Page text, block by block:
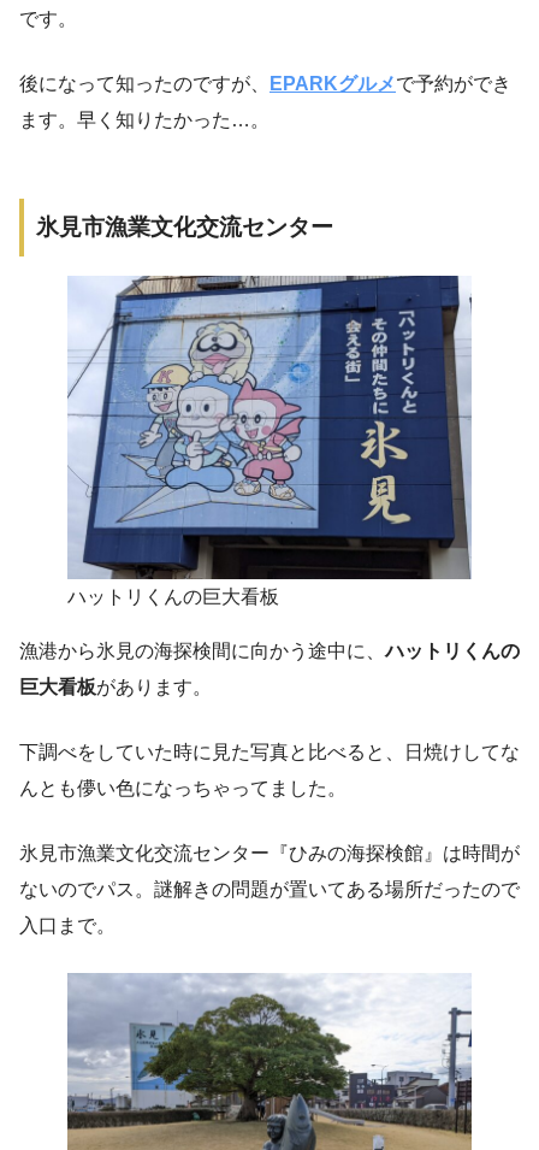
です。
後になって知ったのですが、 EPARKグルメで予約ができ
ます。早く知りたかった…。
氷見市漁業文化交流センター
ハットリくんの巨大看板
漁港から氷見の海探検間に向かう途中に、ハットリくんの
巨大看板があります。
下調べをしていた時に見た写真と比べると、日焼けしてな
んとも儚い色になっちゃってました。
氷見市漁業文化交流センター『ひみの海探検館』は時間が
ないのでパス。謎解きの問題が置いてある場所だったので
入口まで。